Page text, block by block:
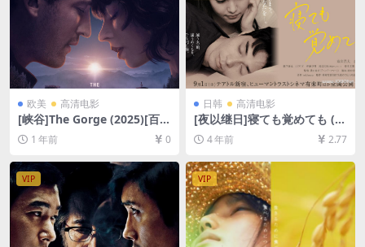
欧美 高清电影
[峡谷]The Gorge (2025)[百度
网盘+夸克网盘1080P超清未
删减资源][网盘在线播放/下
载][MP4/9GB][中英字幕]
1 年前 0
日韩 高清电影
[夜以继日]寝ても覚めても (2
018)[百度网盘+迅雷云盘资源
1080P超清未删减][MP4/7.1G
B][日语中字]
4 年前 2.77
VIP VIP